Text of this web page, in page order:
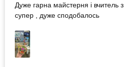
Дуже гарна майстерня і вчитель
супер , дуже сподобалось